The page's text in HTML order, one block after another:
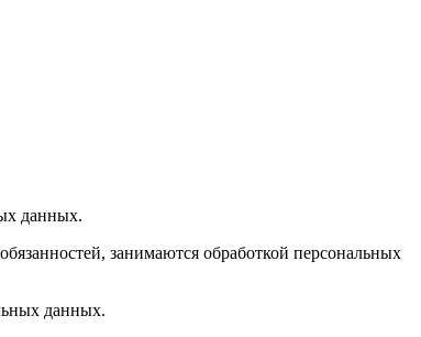
данных.
занимаются обработкой персональных
данных.